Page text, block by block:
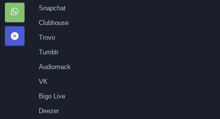
Snapchat
Clubhouse
Trovo
Tumblr
Audiomack
VK
Bigo Live
Deezer